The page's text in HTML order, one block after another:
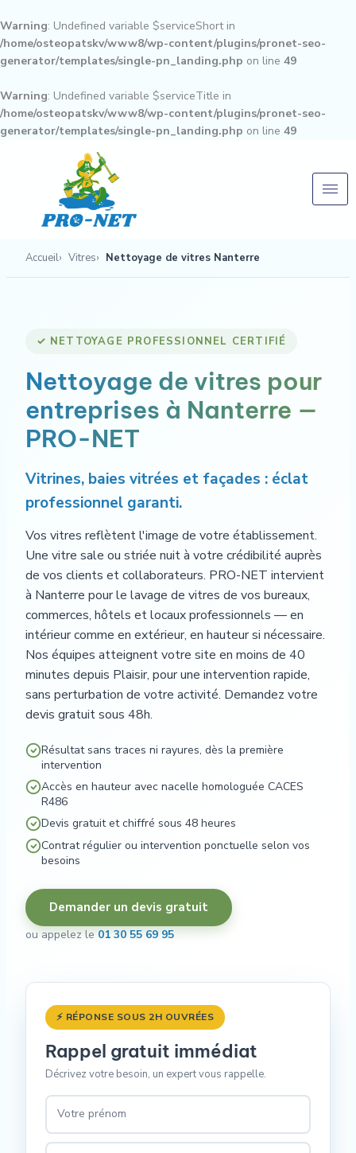
Warning: Undefined variable $serviceShort in
/home/osteopatskv/www8/wp-content/plugins/pronet-seo-
generator/templates/single-pn_landing.php on line 49
Warning: Undefined variable $serviceTitle in
/home/osteopatskv/www8/wp-content/plugins/pronet-seo-
generator/templates/single-pn_landing.php on line 49
au
contenu
Accueil Vitres Nettoyage de vitres Nanterre
✓ NETTOYAGE PROFESSIONNEL CERTIFIÉ
Nettoyage de vitres pour
entreprises à Nanterre —
PRO-NET
Vitrines, baies vitrées et façades : éclat
professionnel garanti.
Vos vitres reflètent l'image de votre établissement.
Une vitre sale ou striée nuit à votre crédibilité auprès
de vos clients et collaborateurs. PRO-NET intervient
à Nanterre pour le lavage de vitres de vos bureaux,
commerces, hôtels et locaux professionnels — en
intérieur comme en extérieur, en hauteur si nécessaire.
Nos équipes atteignent votre site en moins de 40
minutes depuis Plaisir, pour une intervention rapide,
sans perturbation de votre activité. Demandez votre
devis gratuit sous 48h.
Résultat sans traces ni rayures, dès la première
intervention
Accès en hauteur avec nacelle homologuée CACES
R486
Devis gratuit et chiffré sous 48 heures
Contrat régulier ou intervention ponctuelle selon vos
besoins
Demander un devis gratuit
ou appelez le01 30 55 69 95
⚡ RÉPONSE SOUS 2H OUVRÉES
Rappel gratuit immédiat
Décrivez votre besoin, un expert vous rappelle.